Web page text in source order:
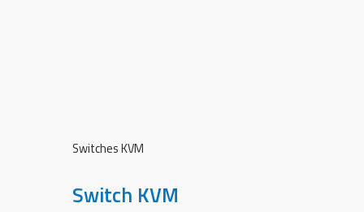
Switches KVM
Switch KVM